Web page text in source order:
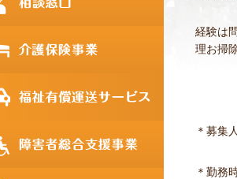
経験は
理お掃
＊募
＊勤務